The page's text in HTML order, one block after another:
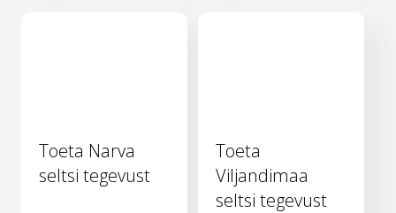
Toeta Narva
seltsi tegevust
Toeta
Viljandimaa
seltsi tegevust